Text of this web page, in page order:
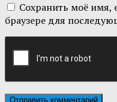
Сохранить моё имя,
браузере для